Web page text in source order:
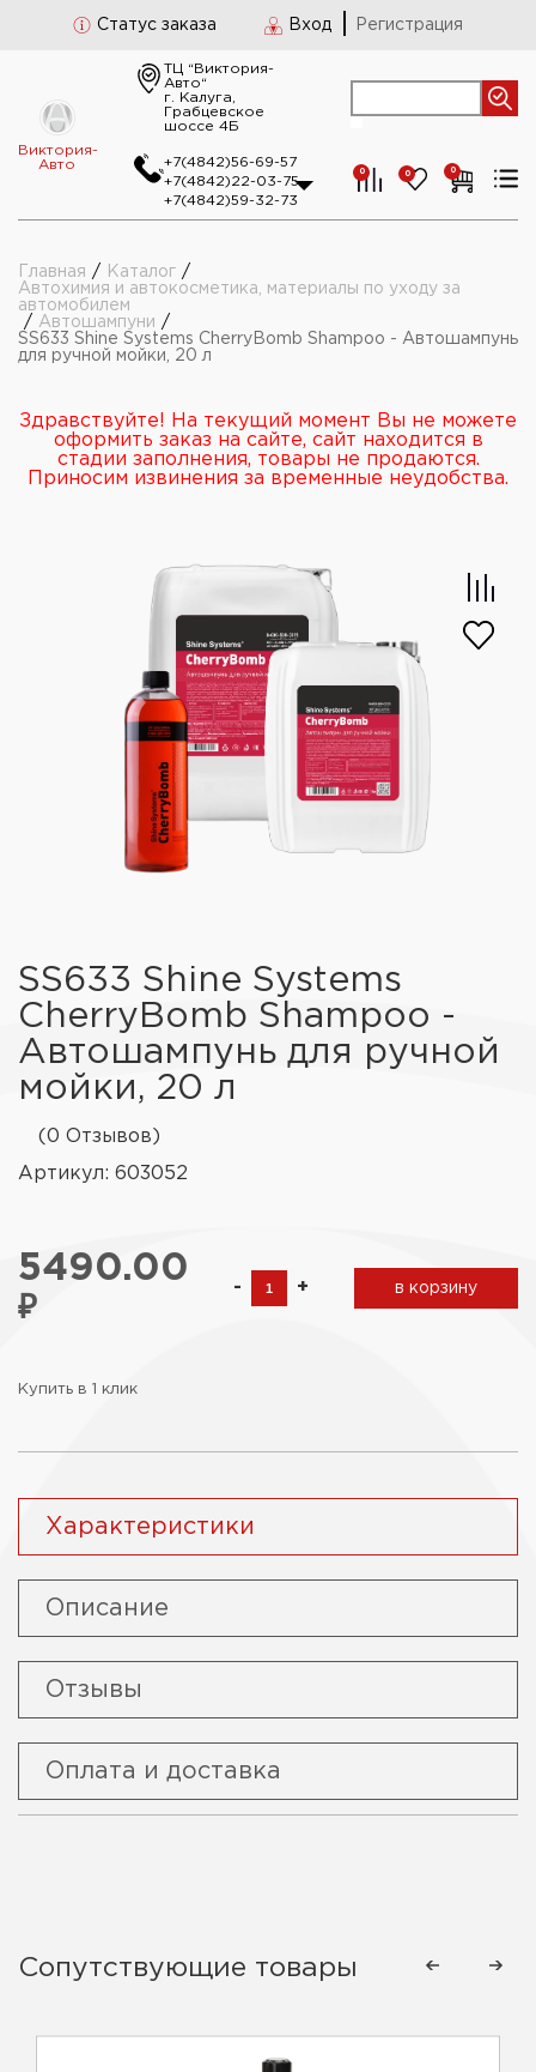
Статус заказа Вход Регистрация
Виктория-
Авто
ТЦ “Виктория-
Авто“
г. Калуга,
Грабцевское
шоссе 4Б
+7(4842)56-69-57
+7(4842)22-03-75
+7(4842)59-32-73
0 0 0
Главная / Каталог /
Автохимия и автокосметика, материалы по уходу за
автомобилем
/ Автошампуни /
SS633 Shine Systems CherryBomb Shampoo - Автошампунь
для ручной мойки, 20 л
Здравствуйте! На текущий момент Вы не можете
оформить заказ на сайте, сайт находится в
стадии заполнения, товары не продаются.
Приносим извинения за временные неудобства.
SS633 Shine Systems
CherryBomb Shampoo -
Автошампунь для ручной
мойки, 20 л
(0 Отзывов)
Артикул: 603052
5490.00
₽
- + в корзину
Купить в 1 клик
Характеристики
Описание
Отзывы
Оплата и доставка
Сопутствующие товары